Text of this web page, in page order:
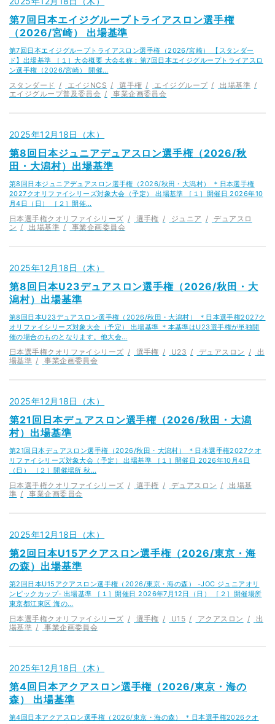
第7回日本エイジグループトライアスロン選手権
（2026/宮崎） 出場基準
第7回日本エイジグループトライアスロン選手権（2026/宮崎） 【スタンダー
ド】出場基準 ［１］大会概要 大会名称：第7回日本エイジグループトライアスロ
ン選手権（2026/宮崎） 開催…
スタンダード エイジNCS 選手権 エイジグループ
出場基準
エイジグループ普及委員会
事業企画委員会
2025年12月18日（木）
第8回日本ジュニアデュアスロン選手権（2026/秋
田・大潟村）出場基準
第8回日本ジュニアデュアスロン選手権（2026/秋田・大潟村） ＊日本選手権
2027クオリファイシリーズ対象大会（予定） 出場基準 ［１］開催日 2026年10
月4日（日） ［２］開催…
日本選手権クオリファイシリーズ 選手権 ジュニア
デュアスロ
ン
出場基準 事業企画委員会
2025年12月18日（木）
第8回日本U23デュアスロン選手権（2026/秋田・大
潟村）出場基準
第8回日本U23デュアスロン選手権（2026/秋田・大潟村） ＊日本選手権2027ク
オリファイシリーズ対象大会（予定） 出場基準 ＊本基準はU23選手権が単独開
催の場合のものとなります。他大会…
日本選手権クオリファイシリーズ 選手権 U23 デュアスロン
出
場基準
事業企画委員会
2025年12月18日（木）
第21回日本デュアスロン選手権（2026/秋田・大潟
村）出場基準
第21回日本デュアスロン選手権（2026/秋田・大潟村） ＊日本選手権2027クオ
リファイシリーズ対象大会（予定） 出場基準 ［１］開催日 2026年10月4日
（日） ［２］開催場所 秋…
日本選手権クオリファイシリーズ 選手権 デュアスロン
出場基
準
事業企画委員会
2025年12月18日（木）
第2回日本U15アクアスロン選手権（2026/東京・海
の森）出場基準
第2回日本U15アクアスロン選手権（2026/東京・海の森） -JOC ジュニアオリ
ンピックカップ- 出場基準 ［１］開催日 2026年7月12日（日） ［２］開催場所
東京都江東区 海の…
日本選手権クオリファイシリーズ 選手権 U15 アクアスロン
出
場基準
事業企画委員会
2025年12月18日（木）
第4回日本アクアスロン選手権（2026/東京・海の
森） 出場基準
第4回日本アクアスロン選手権（2026/東京・海の森） ＊日本選手権2026クオ